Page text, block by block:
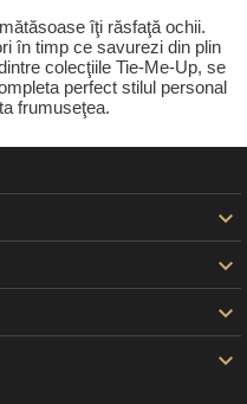
îţi răsfaţă ochii.
în timp ce savurezi din plin
colecţiile Tie-Me-Up, se
perfect stilul personal
frumuseţea.



